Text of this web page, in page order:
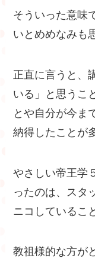
そういった意味
いとめめなみも
正直に言うと、
いる」と思うこ
とや自分が今ま
納得したことが
やさしい帝王学
ったのは、スタ
ニコしているこ
教祖様的な方が